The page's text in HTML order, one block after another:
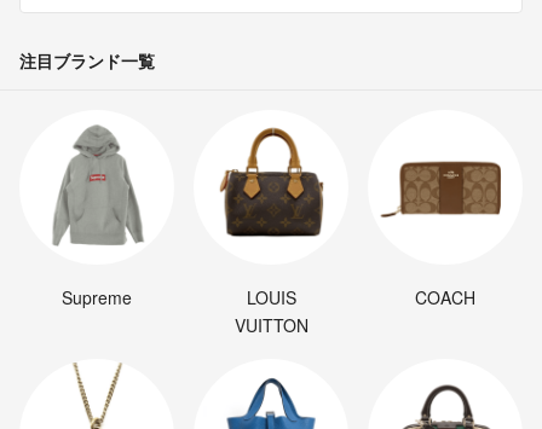
注目ブランド一覧
Supreme
LOUIS
VUITTON
COACH